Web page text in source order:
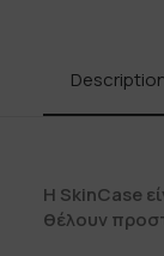
Η SkinCase
θέλουν